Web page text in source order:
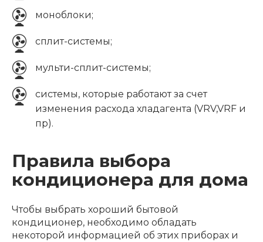
моноблоки;
сплит-системы;
мульти-сплит-системы;
системы, которые работают за счет
изменения расхода хладагента (VRV,VRF и
пр).
Правила выбора
кондиционера для дома
Чтобы выбрать хороший бытовой
кондиционер, необходимо обладать
некоторой информацией об этих приборах и